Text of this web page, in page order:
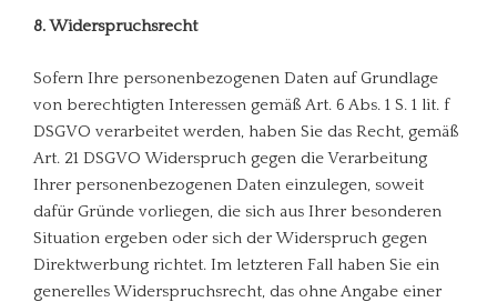
8. Widerspruchsrecht
Sofern Ihre personenbezogenen Daten auf Grundlage
von berechtigten Interessen gemäß Art. 6 Abs. 1 S. 1 lit. f
DSGVO verarbeitet werden, haben Sie das Recht, gemäß
Art. 21 DSGVO Widerspruch gegen die Verarbeitung
Ihrer personenbezogenen Daten einzulegen, soweit
dafür Gründe vorliegen, die sich aus Ihrer besonderen
Situation ergeben oder sich der Widerspruch gegen
Direktwerbung richtet. Im letzteren Fall haben Sie ein
generelles Widerspruchsrecht, das ohne Angabe einer